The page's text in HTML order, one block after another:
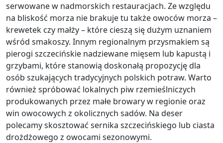
serwowane w nadmorskich restauracjach. Ze względu
na bliskość morza nie brakuje tu także owoców morza –
krewetek czy małży – które cieszą się dużym uznaniem
wśród smakoszy. Innym regionalnym przysmakiem są
pierogi szczecińskie nadziewane mięsem lub kapustą i
grzybami, które stanowią doskonałą propozycję dla
osób szukających tradycyjnych polskich potraw. Warto
również spróbować lokalnych piw rzemieślniczych
produkowanych przez małe browary w regionie oraz
win owocowych z okolicznych sadów. Na deser
polecamy skosztować sernika szczecińskiego lub ciasta
drożdżowego z owocami sezonowymi.